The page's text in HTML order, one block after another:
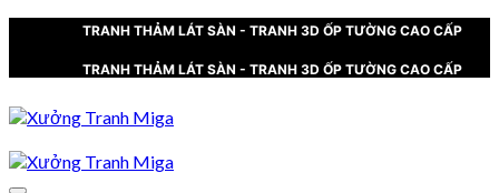
TRANH THẢM LÁT SÀN - TRANH 3D ỐP TƯỜNG CAO CẤP
TRANH THẢM LÁT SÀN - TRANH 3D ỐP TƯỜNG CAO CẤP